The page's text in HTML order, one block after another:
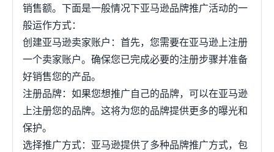
销售额。下面是一般情况下亚马逊品牌推广活动的一
般运作方式：
创建亚马逊卖家账户：首先，您需要在亚马逊上注册
一个卖家账户。确保您已完成必要的注册步骤并准备
好销售您的产品。
注册品牌：如果您想推广自己的品牌，可以在亚马逊
上注册您的品牌。这将为您的品牌提供更多的曝光和
保护。
选择推广方式：亚马逊提供了多种品牌推广方式，包